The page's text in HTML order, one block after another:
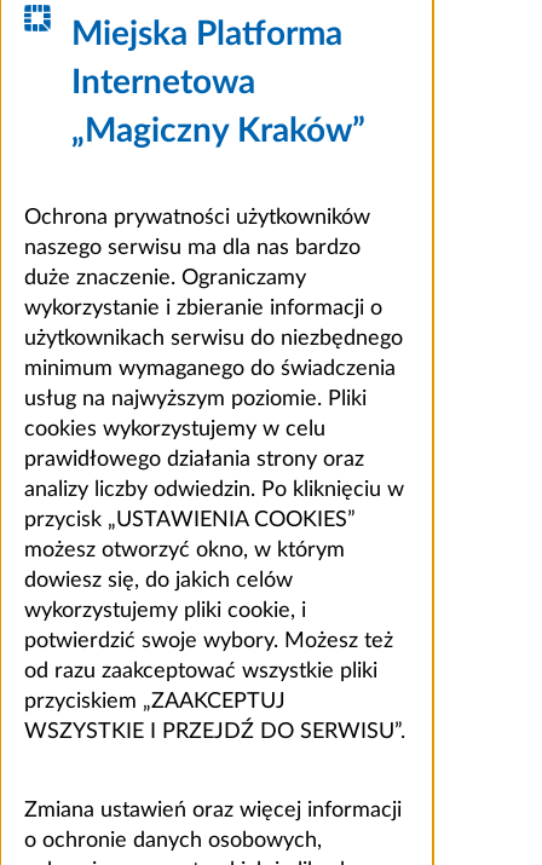
Miejska Platforma
Internetowa
„Magiczny Kraków”
Ochrona prywatności użytkowników
naszego serwisu ma dla nas bardzo
duże znaczenie. Ograniczamy
wykorzystanie i zbieranie informacji o
użytkownikach serwisu do niezbędnego
minimum wymaganego do świadczenia
usług na najwyższym poziomie. Pliki
cookies wykorzystujemy w celu
prawidłowego działania strony oraz
analizy liczby odwiedzin. Po kliknięciu w
przycisk „USTAWIENIA COOKIES”
możesz otworzyć okno, w którym
dowiesz się, do jakich celów
wykorzystujemy pliki cookie, i
potwierdzić swoje wybory. Możesz też
od razu zaakceptować wszystkie pliki
przyciskiem „ZAAKCEPTUJ
WSZYSTKIE I PRZEJDŹ DO SERWISU”.
Zmiana ustawień oraz więcej informacji
o ochronie danych osobowych,